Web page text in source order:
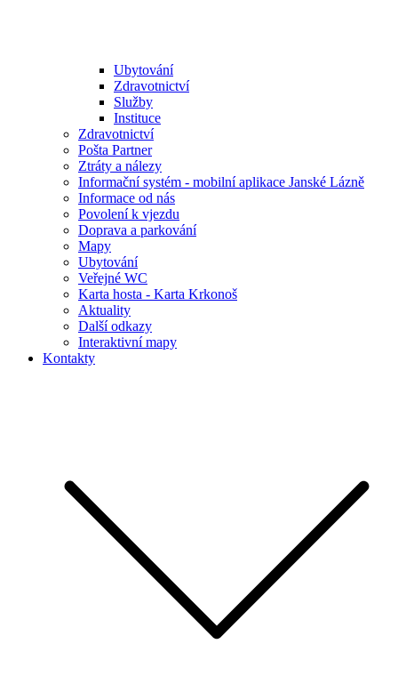
Ubytování
Zdravotnictví
Služby
Instituce
Zdravotnictví
Pošta Partner
Ztráty a nálezy
Informační systém - mobilní aplikace Janské Lázně
Informace od nás
Povolení k vjezdu
Doprava a parkování
Mapy
Ubytování
Veřejné WC
Karta hosta - Karta Krkonoš
Aktuality
Další odkazy
Interaktivní mapy
Kontakty